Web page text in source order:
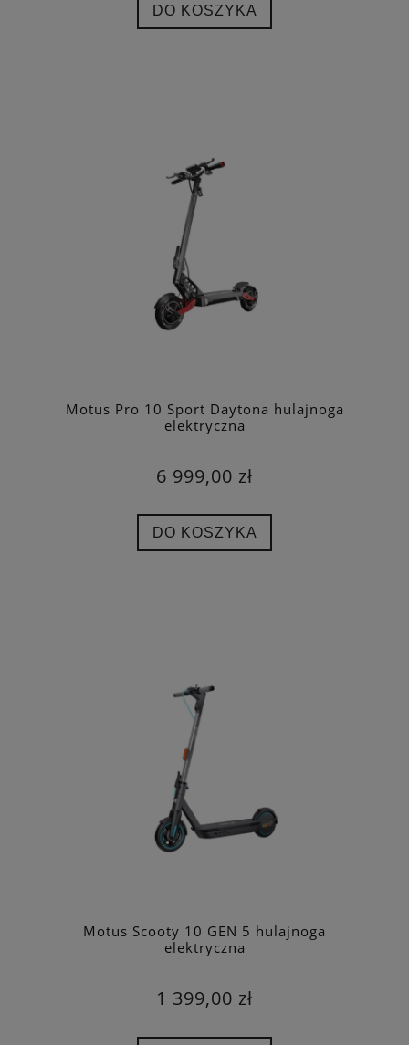
DO KOSZYKA
Motus Pro 10 Sport Daytona hulajnoga
elektryczna
6 999,00 zł
DO KOSZYKA
Motus Scooty 10 GEN 5 hulajnoga
elektryczna
1 399,00 zł